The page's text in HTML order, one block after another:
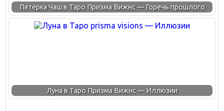
Пятерка Чаш в Таро Призма Вижнс — Горечь прошлого
Луна в Таро Призма Вижнс — Иллюзии